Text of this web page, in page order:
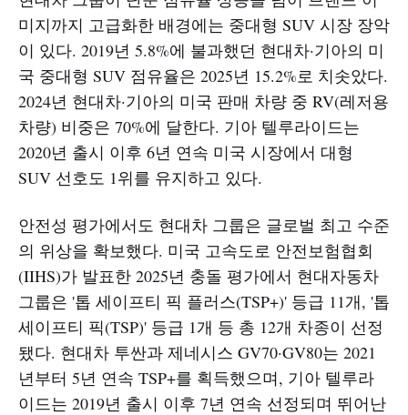
미지까지 고급화한 배경에는 중대형 SUV 시장 장악
이 있다. 2019년 5.8%에 불과했던 현대차·기아의 미
국 중대형 SUV 점유율은 2025년 15.2%로 치솟았다.
2024년 현대차·기아의 미국 판매 차량 중 RV(레저용
차량) 비중은 70%에 달한다. 기아 텔루라이드는
2020년 출시 이후 6년 연속 미국 시장에서 대형
SUV 선호도 1위를 유지하고 있다.
안전성 평가에서도 현대차 그룹은 글로벌 최고 수준
의 위상을 확보했다. 미국 고속도로 안전보험협회
(IIHS)가 발표한 2025년 충돌 평가에서 현대자동차
그룹은 '톱 세이프티 픽 플러스(TSP+)' 등급 11개, '톱
세이프티 픽(TSP)' 등급 1개 등 총 12개 차종이 선정
됐다. 현대차 투싼과 제네시스 GV70·GV80는 2021
년부터 5년 연속 TSP+를 획득했으며, 기아 텔루라
이드는 2019년 출시 이후 7년 연속 선정되며 뛰어난